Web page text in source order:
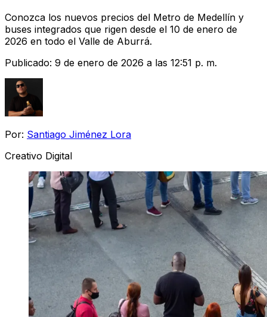
Conozca los nuevos precios del Metro de Medellín y
buses integrados que rigen desde el 10 de enero de
2026 en todo el Valle de Aburrá.
Publicado: 9 de enero de 2026 a las 12:51 p. m.
Por: Santiago Jiménez Lora
Creativo Digital